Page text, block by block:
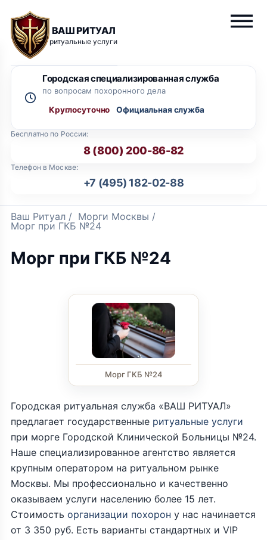
ВАШ РИТУАЛ
ритуальные услуги
Бесплатно по России:
8 (800) 200-86-82
Телефон в Москве:
+7 (495) 182-02-88
Городская специализированная служба
по вопросам похоронного дела
Круглосуточно
Ваш Ритуал / Морги Москвы /
Морг при ГКБ №24
Морг при ГКБ №24
Морг ГКБ №24
Городская ритуальная служба «ВАШ РИТУАЛ»
предлагает государственные ритуальные услуги
при морге Городской Клинической Больницы №24.
Наше специализированное агентство является
крупным оператором на ритуальном рынке
Москвы. Мы профессионально и качественно
оказываем услуги населению более 15 лет.
Стоимость организации похорон у нас начинается
от 3 350 руб. Есть варианты стандартных и VIP